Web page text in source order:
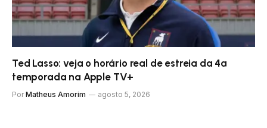
Ted Lasso: veja o horário real de estreia da 4ª
temporada na Apple TV+
Por Matheus Amorim agosto 5, 2026